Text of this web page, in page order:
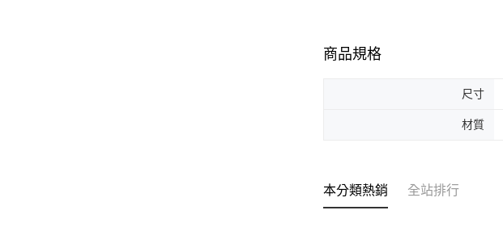
商品規格
尺寸
材質
本分類熱銷 全站排行